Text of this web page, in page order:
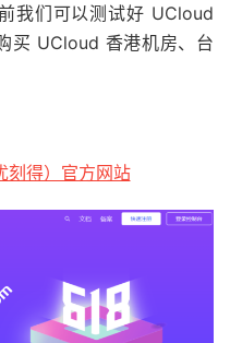
我们可以测试好 UCloud
买 UCloud 香港机房、台
刻得）官方网站